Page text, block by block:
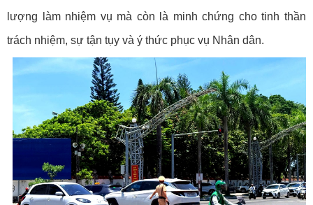
lượng làm nhiệm vụ mà còn là minh chứng cho tinh thần
trách nhiệm, sự tận tụy và ý thức phục vụ Nhân dân.